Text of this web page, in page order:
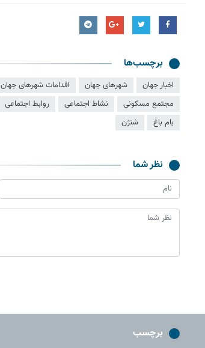
برچسب‌ها
اخبار جهان شهرهای جهان اقدامات شهرهای جهان
مجتمع مسکونی
نشاط اجتماعی روابط اجتماعی
بام باغ
شنژن
نظر شما
برچسب